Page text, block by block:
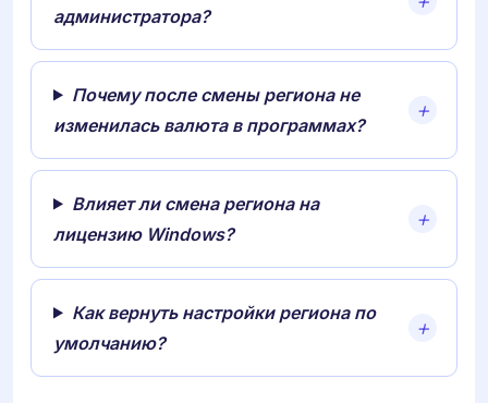
администратора?
Почему после смены региона не
изменилась валюта в программах?
Влияет ли смена региона на
лицензию Windows?
Как вернуть настройки региона по
умолчанию?